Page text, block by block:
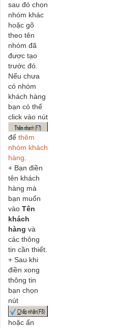
sau đó chọn
nhóm khác
hoặc gõ
theo tên
nhóm đã
được tạo
trước đó.
Nếu chưa
có nhóm
khách hàng
bạn có thể
click vào nút
để thêm
nhóm khách
hàng.
+ Bạn điền
tên khách
hàng mà
bạn muốn
vào Tên
khách
hàng và
các thông
tin cần thiết.
+ Sau khi
điền xong
thông tin
bạn chọn
nút
hoặc ấn